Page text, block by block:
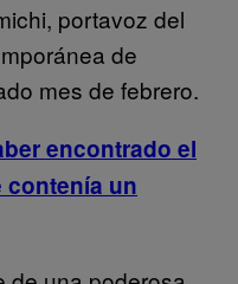
portavoz del
de
mes de febrero.
encontrado el
contenía un